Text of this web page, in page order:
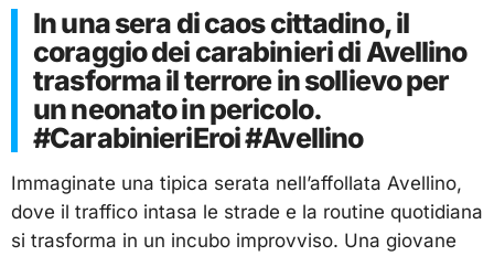
In una sera di caos cittadino, il
coraggio dei carabinieri di Avellino
trasforma il terrore in sollievo per
un neonato in pericolo.
#CarabinieriEroi #Avellino
Immaginate una tipica serata nell’affollata Avellino,
dove il traffico intasa le strade e la routine quotidiana
si trasforma in un incubo improvviso. Una giovane